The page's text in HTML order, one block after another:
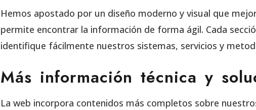
Hemos apostado por un diseño moderno y visual que
permite encontrar la información de forma ágil. Cada
identifique fácilmente nuestros sistemas, servicios y
Más información técnica y
La web incorpora contenidos más completos sobre